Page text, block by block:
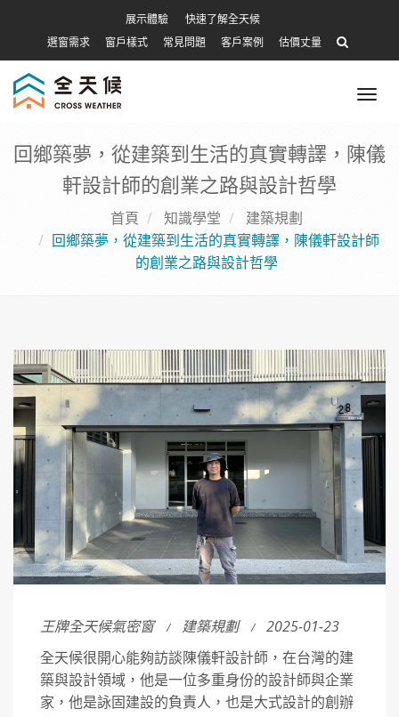
展示體驗
快速了解全天候
選窗需求
窗戶樣式 常見問題 客戶案例 估價丈量
回鄉築夢，從建築到生活的真實轉譯，陳儀
軒設計師的創業之路與設計哲學
首頁 知識學堂
建築規劃
回鄉築夢，從建築到生活的真實轉譯，陳儀軒設計師
的創業之路與設計哲學
王牌全天候氣密窗 建築規劃
2025-01-23
全天候很開心能夠訪談陳儀軒設計師，在台灣的建
築與設計領域，他是一位多重身份的設計師與企業
家，他是詠固建設的負責人，也是大式設計的創辦